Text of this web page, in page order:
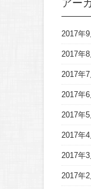
アー
2017年9
2017年8
2017年7
2017年6
2017年5
2017年4
2017年3
2017年2